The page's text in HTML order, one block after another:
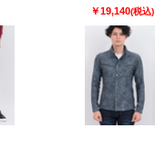
￥19,140(税込)